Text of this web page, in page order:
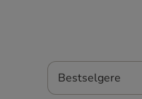
Bestselgere